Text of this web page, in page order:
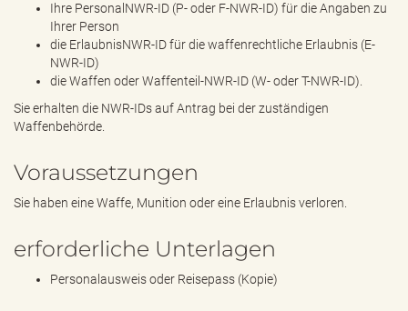
Ihre PersonalNWR-ID (P- oder F-NWR-ID) für die Angaben zu
Ihrer Person
die ErlaubnisNWR-ID für die waffenrechtliche Erlaubnis (E-
NWR-ID)
die Waffen oder Waffenteil-NWR-ID (W- oder T-NWR-ID).
Sie erhalten die NWR-IDs auf Antrag bei der zuständigen
Waffenbehörde.
Voraussetzungen
Sie haben eine Waffe, Munition oder eine Erlaubnis verloren.
erforderliche Unterlagen
Personalausweis oder Reisepass (Kopie)